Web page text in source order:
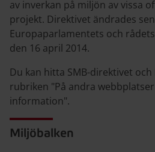
av inverkan på miljön av vissa
projekt. Direktivet ändrades
Europaparlamentets och
den 16 april 2014.
Du kan hitta SMB-direktivet
rubriken "På andra
information".
Miljöbalken